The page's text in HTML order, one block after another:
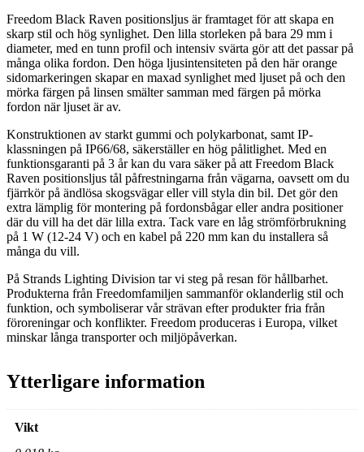
Freedom Black Raven positionsljus är framtaget för att skapa en
skarp stil och hög synlighet. Den lilla storleken på bara 29 mm i
diameter, med en tunn profil och intensiv svärta gör att det passar på
många olika fordon. Den höga ljusintensiteten på den här orange
sidomarkeringen skapar en maxad synlighet med ljuset på och den
mörka färgen på linsen smälter samman med färgen på mörka
fordon när ljuset är av.
Konstruktionen av starkt gummi och polykarbonat, samt IP-
klassningen på IP66/68, säkerställer en hög pålitlighet. Med en
funktionsgaranti på 3 år kan du vara säker på att Freedom Black
Raven positionsljus tål påfrestningarna från vägarna, oavsett om du
fjärrkör på ändlösa skogsvägar eller vill styla din bil. Det gör den
extra lämplig för montering på fordonsbågar eller andra positioner
där du vill ha det där lilla extra. Tack vare en låg strömförbrukning
på 1 W (12-24 V) och en kabel på 220 mm kan du installera så
många du vill.
På Strands Lighting Division tar vi steg på resan för hållbarhet.
Produkterna från Freedomfamiljen sammanför oklanderlig stil och
funktion, och symboliserar vår strävan efter produkter fria från
föroreningar och konflikter. Freedom produceras i Europa, vilket
minskar långa transporter och miljöpåverkan.
Ytterligare information
Vikt